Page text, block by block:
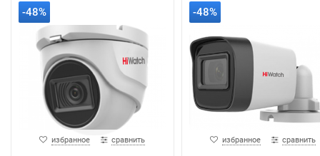
-48%
избранное сравнить
-48%
избранное сравнить